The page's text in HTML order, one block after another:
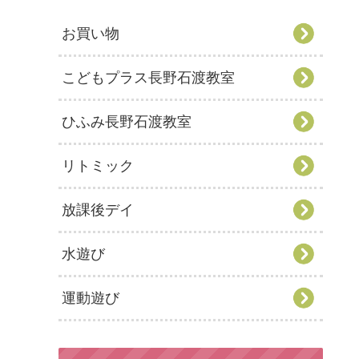
お買い物
こどもプラス長野石渡教室
ひふみ長野石渡教室
リトミック
放課後デイ
水遊び
運動遊び